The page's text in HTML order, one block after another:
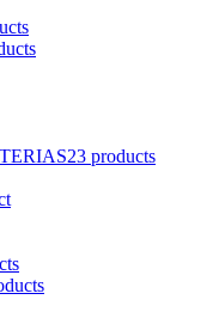
23 products